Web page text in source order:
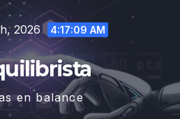
2026 4:17:10 AM
en balance